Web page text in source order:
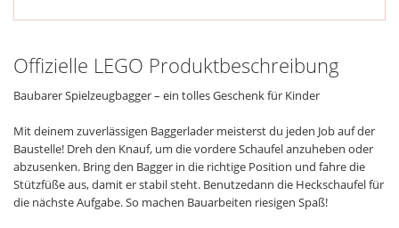
Offizielle LEGO Produktbeschreibung
Baubarer Spielzeugbagger – ein tolles Geschenk für Kinder
Mit deinem zuverlässigen Baggerlader meisterst du jeden Job auf der
Baustelle! Dreh den Knauf, um die vordere Schaufel anzuheben oder
abzusenken. Bring den Bagger in die richtige Position und fahre die
Stützfüße aus, damit er stabil steht. Benutzedann die Heckschaufel für
die nächste Aufgabe. So machen Bauarbeiten riesigen Spaß!